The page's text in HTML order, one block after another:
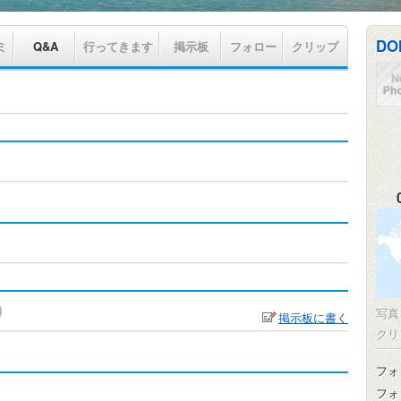
Q&A 行ってきます 掲示板 フォロー クリップ
掲示板に書く
写
ク
フ
フ